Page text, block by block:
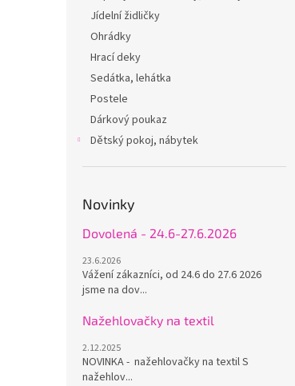
Jídelní židličky
Ohrádky
Hrací deky
Sedátka, lehátka
Postele
Dárkový poukaz
Dětský pokoj, nábytek
Novinky
Dovolená - 24.6-27.6.2026
23.6.2026
Vážení zákazníci, od 24.6 do 27.6 2026
jsme na dov...
Nažehlovačky na textil
2.12.2025
NOVINKA - nažehlovačky na textil S
nažehlov...